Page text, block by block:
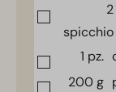
2
spicchio
1 pz.
200g